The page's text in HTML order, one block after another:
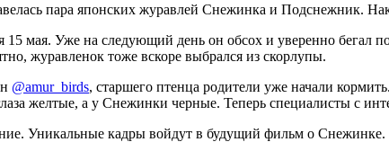
пара японских журавлей Снежинка и Подснежник.
мая. Уже на следующий день он обсох и уверенно бегал
журавленок тоже вскоре выбрался из скорлупы.
@amur_birds, старшего птенца родители уже начали
желтые, а у Снежинки черные. Теперь специалисты с
Уникальные кадры войдут в будущий фильм о